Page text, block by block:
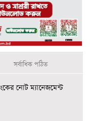
সর্বাধিক পঠিত
নোট ম্যানেজমেন্ট